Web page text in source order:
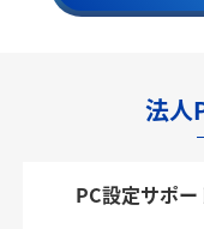
法人
PC設定サポー